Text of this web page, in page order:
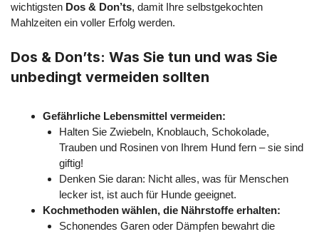
wichtigsten Dos & Don’ts, damit Ihre selbstgekochten
Mahlzeiten ein voller Erfolg werden.
Dos & Don’ts: Was Sie tun und was Sie
unbedingt vermeiden sollten
Gefährliche Lebensmittel vermeiden:
Halten Sie Zwiebeln, Knoblauch, Schokolade,
Trauben und Rosinen von Ihrem Hund fern – sie sind
giftig!
Denken Sie daran: Nicht alles, was für Menschen
lecker ist, ist auch für Hunde geeignet.
Kochmethoden wählen, die Nährstoffe erhalten:
Schonendes Garen oder Dämpfen bewahrt die